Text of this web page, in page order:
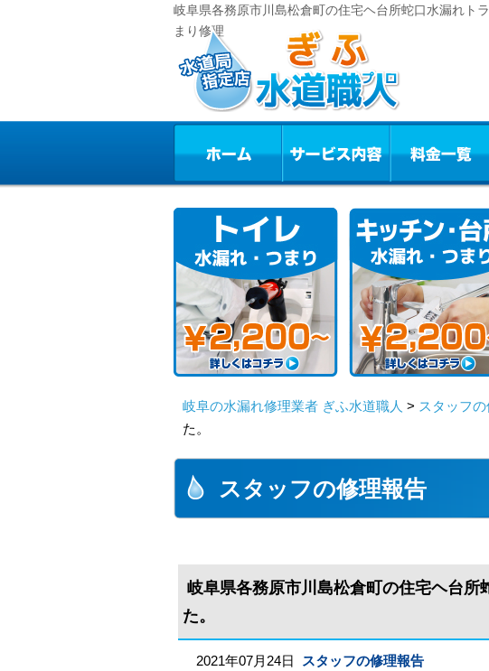
岐阜県各務原市川島松倉町の住宅ヘ台所蛇口水漏れト
まり修理
岐阜の水漏れ修理業者 ぎふ水道職人 > スタッフ
た。
スタッフの修理報告
岐阜県各務原市川島松倉町の住宅ヘ台所
た。
2021年07月24日 スタッフの修理報告